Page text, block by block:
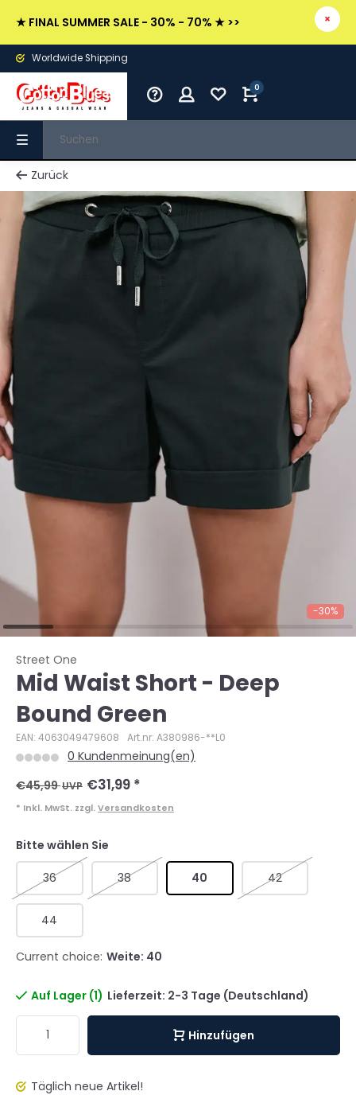
★ FINAL SUMMER SALE - 30% - 70% ★ >>
Worldwide Shipping
0
Zurück
-30%
Street One
Mid Waist Short - Deep
Bound Green
EAN: 4063049479608 Art.nr: A380986-**L0
0 Kundenmeinung(en)
€45,99UVP €31,99 *
* Inkl. MwSt. zzgl. Versandkosten
Bitte wählen Sie
36 38 40 42
44
Current choice: Weite: 40
Auf Lager (1) Lieferzeit: 2-3 Tage (Deutschland)
Hinzufügen
Täglich neue Artikel!